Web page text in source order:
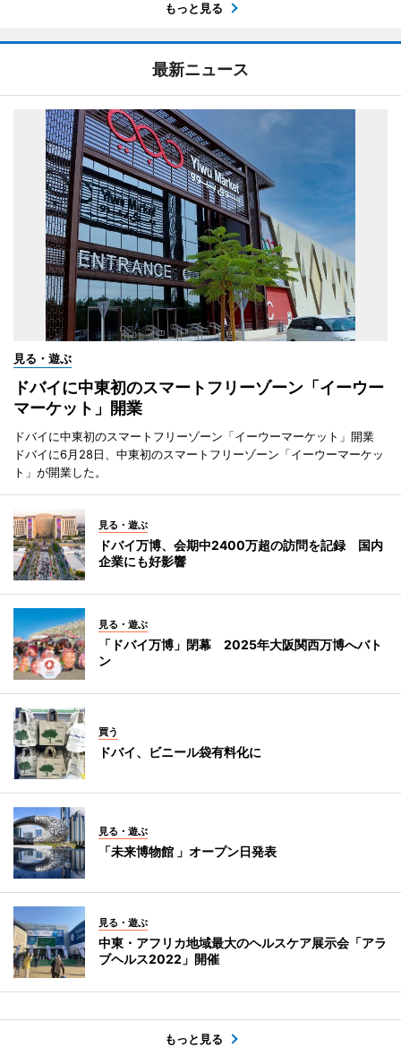
もっと見る
最新ニュース
見る・遊ぶ
ドバイに中東初のスマートフリーゾーン「イーウー
マーケット」開業
ドバイに中東初のスマートフリーゾーン「イーウーマーケット」開業
ドバイに6月28日、中東初のスマートフリーゾーン「イーウーマーケッ
ト」が開業した。
見る・遊ぶ
ドバイ万博、会期中2400万超の訪問を記録 国内
企業にも好影響
見る・遊ぶ
「ドバイ万博」閉幕 2025年大阪関西万博へバト
ン
買う
ドバイ、ビニール袋有料化に
見る・遊ぶ
「未来博物館 」オープン日発表
見る・遊ぶ
中東・アフリカ地域最大のヘルスケア展示会「アラ
ブヘルス2022」開催
もっと見る